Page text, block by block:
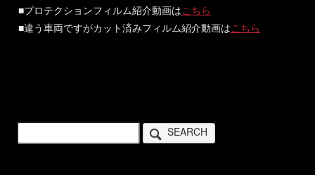
■プロテクションフィルム紹介動画はこちら
■違う車両ですがカット済みフィルム紹介動画はこちら
SEARCH